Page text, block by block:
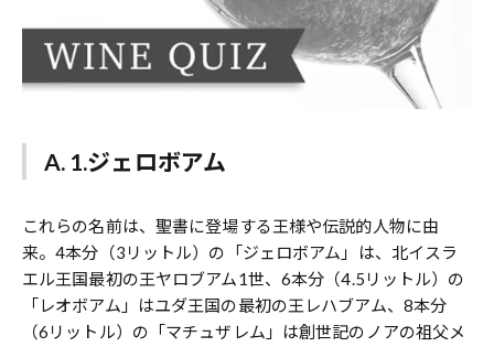
A. 1.ジェロボアム
これらの名前は、聖書に登場する王様や伝説的人物に由
来。4本分（3リットル）の「ジェロボアム」は、北イスラ
エル王国最初の王ヤロブアム1世、6本分（4.5リットル）の
「レオボアム」はユダ王国の最初の王レハブアム、8本分
（6リットル）の「マチュザレム」は創世記のノアの祖父メ